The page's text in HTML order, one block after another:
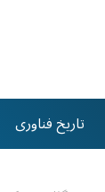
تاریخ فناوری